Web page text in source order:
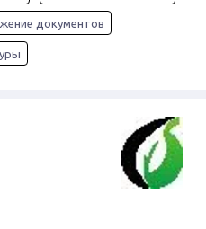
документов